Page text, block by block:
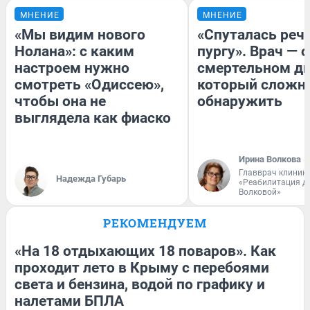
МНЕНИЕ
«Мы видим нового
Нолана»: с каким
настроем нужно
смотреть «Одиссею»,
чтобы она не
выглядела как фиаско
Надежда Губарь
МНЕНИЕ
«Спуталась
пургу». Врач — о
смертельном
который
обнаружить
Ирина Волкова
Главврач
«Реабилитация
Волковой»
РЕКОМЕНДУЕМ
«На 18 отдыхающих 18 поваров». Как
проходит лето в Крыму с перебоями
света и бензина, водой по графику и
налетами БПЛА